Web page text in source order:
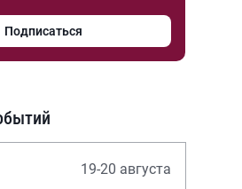
Подписаться
19-20 августа